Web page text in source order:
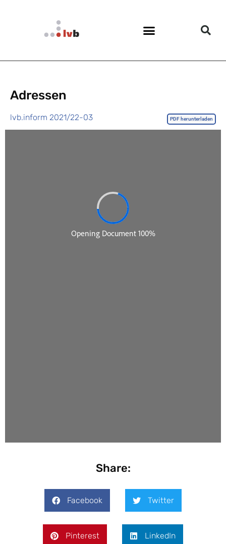
Adressen
lvb.inform 2021/22-03 PDF herunterladen
Share:
Facebook Twitter
Pinterest LinkedIn